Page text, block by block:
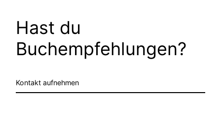
Hast du
Buchempfehlungen?
Kontakt aufnehmen